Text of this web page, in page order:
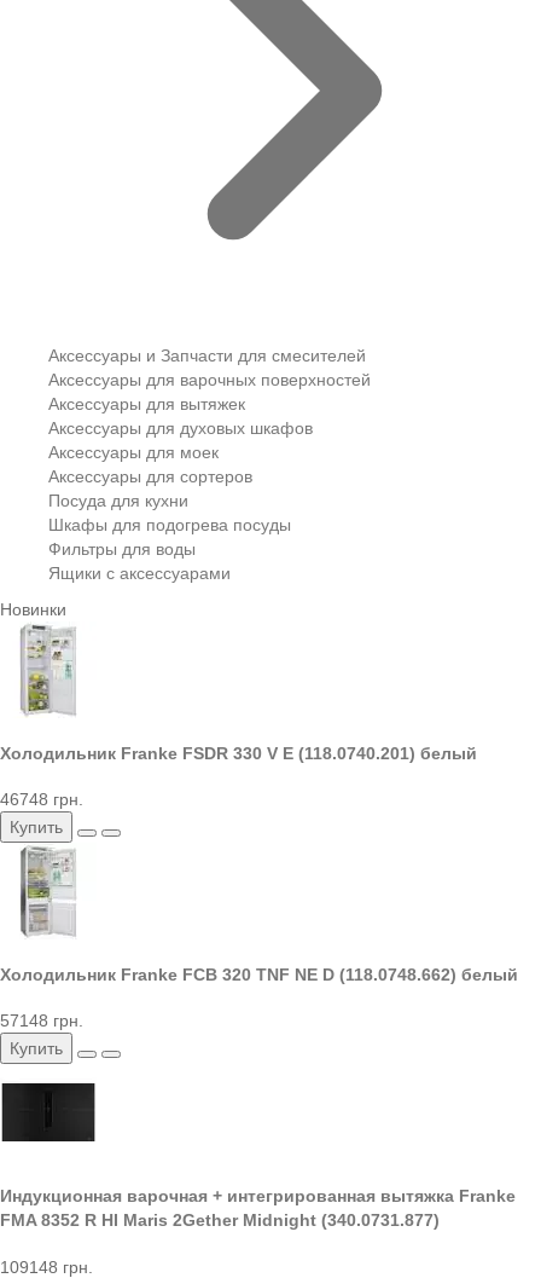
Аксессуары и Запчасти для смесителей
Аксессуары для варочных поверхностей
Аксессуары для вытяжек
Аксессуары для духовых шкафов
Аксессуары для моек
Аксессуары для сортеров
Посуда для кухни
Шкафы для подогрева посуды
Фильтры для воды
Ящики с аксессуарами
Новинки
Холодильник Franke FSDR 330 V E (118.0740.201) белый
46748 грн.
Купить
Холодильник Franke FCB 320 TNF NE D (118.0748.662) белый
57148 грн.
Купить
Индукционная варочная + интегрированная вытяжка Franke
FMA 8352 R HI Maris 2Gether Midnight (340.0731.877)
109148 грн.